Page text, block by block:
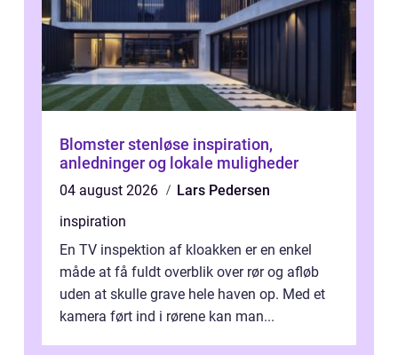
Blomster stenløse inspiration,
anledninger og lokale muligheder
04 august 2026
Lars Pedersen
inspiration
En TV inspektion af kloakken er en enkel
måde at få fuldt overblik over rør og afløb
uden at skulle grave hele haven op. Med et
kamera ført ind i rørene kan man...